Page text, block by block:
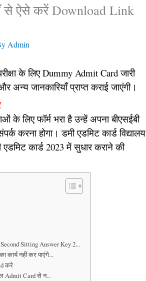
से ऐसे करें Download Link
Admin
के लिए Dummy Admit Card जारी
जानकारियाँ प्राप्त कराई जाएंगी।
के लिए फॉर्म भरा है उन्हें अपना बीएसईबी
करना होगा। डमी एडमिट कार्ड विद्यालय
एडमिट कार्ड 2023 में सुधार कराने की
Sitting Answer Key 2...
कार्य नहीं कर पाएंगे...
करे
Admit Card से न...